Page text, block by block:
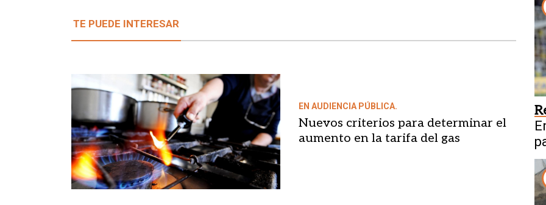
TE PUEDE INTERESAR
EN AUDIENCIA PÚBLICA.
Nuevos criterios para determinar el
aumento en la tarifa del gas